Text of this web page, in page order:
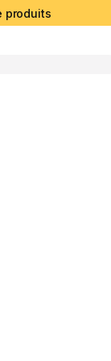
produits